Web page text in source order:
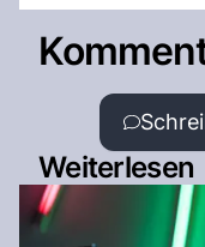
Weiterlesen